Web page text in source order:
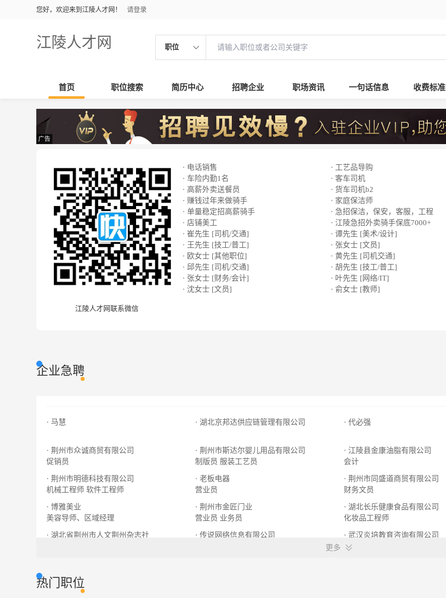
您好，欢迎来到江陵人才网！ 请登录
江陵人才网 职位
首页 职位搜索 简历中心 招聘企业 职场资讯 一句话信息 收费标准
广告
江陵人才网联系微信
· 电话销售
· 工艺品导购
· 车险内勤1名
· 客车司机
· 高薪外卖送餐员
· 货车司机b2
· 赚钱过年来做骑手
· 家庭保洁师
· 单量稳定招高薪骑手
· 急招保洁，保安，客服，工程
· 店铺美工
· 江陵急招外卖骑手保底7000+
· 崔先生 [司机/交通]
· 谭先生 [美术/设计]
· 王先生 [技工/普工]
· 张女士 [文员]
· 欧女士 [其他职位]
· 黄先生 [司机交通]
· 邱先生 [司机/交通]
· 胡先生 [技工/普工]
· 张女士 [财务/会计]
· 叶先生 [网络/IT]
· 沈女士 [文员]
· 俞女士 [教师]
企业急聘
· 马慧 · 湖北京邦达供应链管理有限公司 · 代必强
· 荆州市众诚商贸有限公司
促销员
· 荆州市斯达尔婴儿用品有限公司
制版员 服装工艺员
· 江陵县金康油脂有限公司
会计
· 荆州市明德科技有限公司
机械工程师 软件工程师
· 老板电器
营业员
· 荆州市同盛道商贸有限公司
财务文员
· 博雅美业
美容导师、区域经理
· 荆州市金匠门业
营业员 业务员
· 湖北长乐健康食品有限公司
化妆品工程师
· 湖北省荆州市人文荆州杂志社
· 传说网络信息有限公司
· 武汉炎培教育咨询有限公司
市场拓展
更多
热门职位